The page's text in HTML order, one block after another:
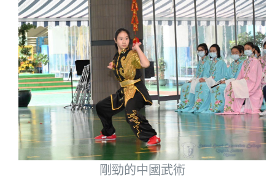
剛勁的中國武術